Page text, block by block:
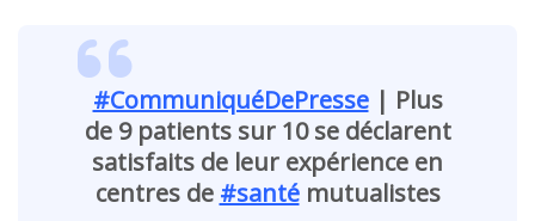
#CommuniquéDePresse| Plus
de 9 patients sur 10 se déclarent
satisfaits de leur expérience en
centres de #santémutualistes